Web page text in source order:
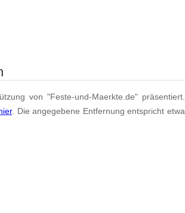
von "Feste-und-Maerkte.de" präsentiert.
. Die angegebene Entfernung entspricht etwa